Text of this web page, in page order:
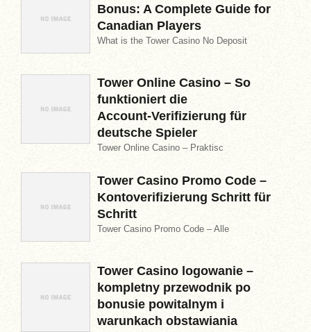
Bonus: A Complete Guide for
Canadian Players
What is the Tower Casino No Deposit
Tower Online Casino – So
funktioniert die
Account‑Verifizierung für
deutsche Spieler
Tower Online Casino – Praktisc
Tower Casino Promo Code –
Kontoverifizierung Schritt für
Schritt
Tower Casino Promo Code – Alle
Tower Casino logowanie –
kompletny przewodnik po
bonusie powitalnym i
warunkach obstawiania